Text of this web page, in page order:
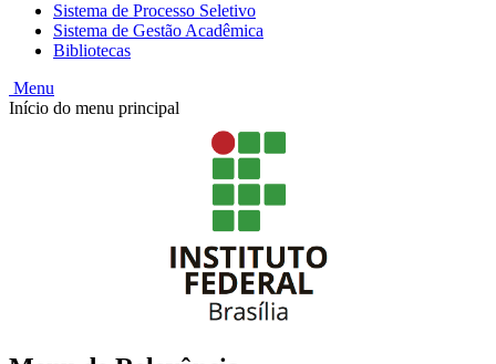
Sistema de Processo Seletivo
Sistema de Gestão Acadêmica
Bibliotecas
Menu
Início do menu principal